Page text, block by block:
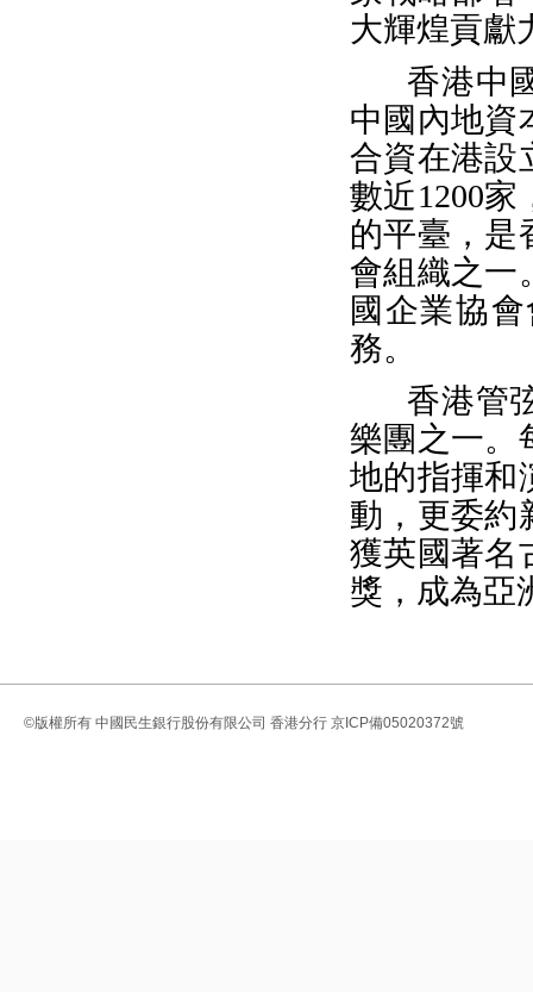
大輝煌貢獻
香港中
中國內地資
合資在港設
數近1200
的平臺，是
會組織之一
國企業協
務。
香港管
樂團之一。
地的指揮和
動，更委約
獲英國著名
獎，成為亞
©版權所有 中國民生銀行股份有限公司 香港分行 京ICP備05020372號